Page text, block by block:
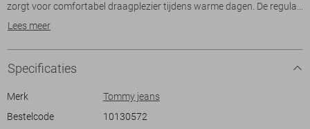
zorgt voor comfortabel draagplezier tijdens warme dagen. De regular
fit pasvorm zorgt voor een ontspannen look, waarbij de klassieke
een subtiel tekstpatroon, wat het geheel een speelse touch geeft.
Dit shirt is een veelzijdige keuze, perfect voor informele zomeruitjes of
een ontspannen dagje thuis. Combineer het moeiteloos met je
favoriete jeans of een luchtige rok voor een frisse, moderne look. De
voor diverse gelegenheden, van een strandwandeling tot een middag
Lees meer
Specificaties
Merk
Tommy jeans
Bestelcode
10130572